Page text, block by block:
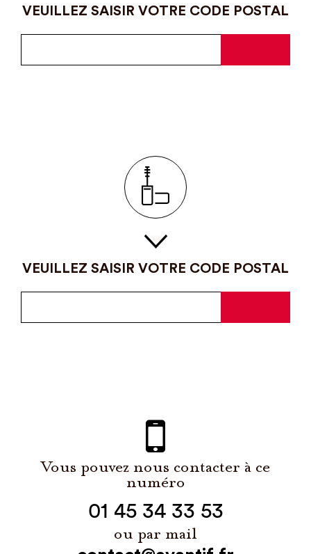
VEUILLEZ SAISIR VOTRE CODE POSTAL
VEUILLEZ SAISIR VOTRE CODE POSTAL
Vous pouvez nous contacter à ce
numéro
01 45 34 33 53
ou par mail